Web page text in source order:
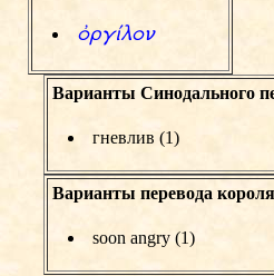
фrgЫlon
Варианты Синодального
гневлив (1)
Варианты перевода
soon angry (1)